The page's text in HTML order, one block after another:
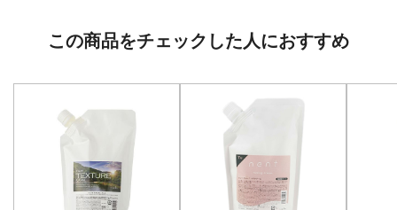
この商品をチェックした人におすすめ